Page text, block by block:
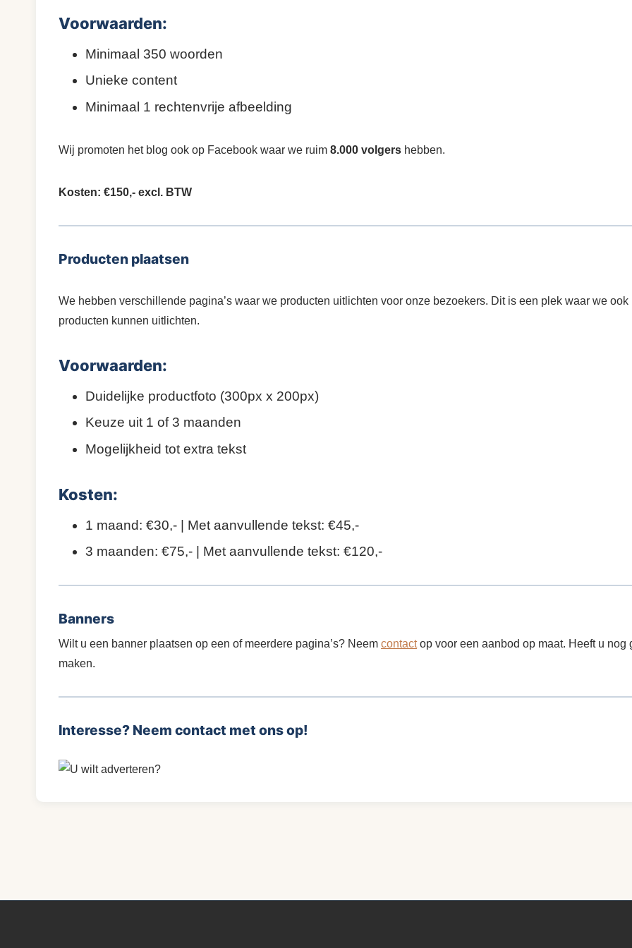
Voorwaarden:
Minimaal 350 woorden
Unieke content
Minimaal 1 rechtenvrije afbeelding
Wij promoten het blog ook op Facebook waar we ruim 8.000 volgers hebben.
Kosten: €150,- excl. BTW
Producten plaatsen
We hebben verschillende pagina’s waar we producten uitlichten voor onze bezoekers. Dit is een plek waar we ook
producten kunnen uitlichten.
Voorwaarden:
Duidelijke productfoto (300px x 200px)
Keuze uit 1 of 3 maanden
Mogelijkheid tot extra tekst
Kosten:
1 maand: €30,- | Met aanvullende tekst: €45,-
3 maanden: €75,- | Met aanvullende tekst: €120,-
Banners
Wilt u een banner plaatsen op een of meerdere pagina’s? Neem contactop voor een aanbod op maat. Heeft u
maken.
Interesse? Neem contact met ons op!